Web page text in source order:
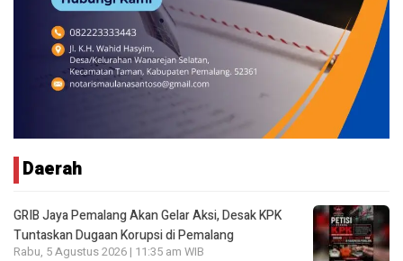
Daerah
GRIB Jaya Pemalang Akan Gelar Aksi, Desak KPK
Tuntaskan Dugaan Korupsi di Pemalang
Rabu, 5 Agustus 2026 | 11:35 am WIB